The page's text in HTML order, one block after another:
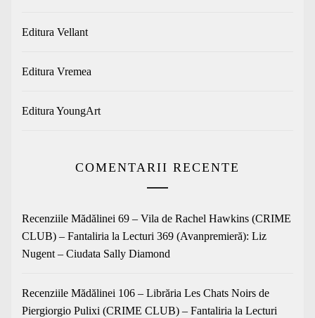
Editura Vellant
Editura Vremea
Editura YoungArt
COMENTARII RECENTE
Recenziile Mădălinei 69 – Vila de Rachel Hawkins (CRIME
CLUB) – Fantaliria la Lecturi 369 (Avanpremieră): Liz
Nugent – Ciudata Sally Diamond
Recenziile Mădălinei 106 – Librăria Les Chats Noirs de
Piergiorgio Pulixi (CRIME CLUB) – Fantaliria la Lecturi